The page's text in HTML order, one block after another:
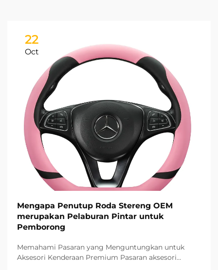
22
Oct
Mengapa Penutup Roda Stereng OEM
merupakan Pelaburan Pintar untuk
Pemborong
Memahami Pasaran yang Menguntungkan untuk
Aksesori Kenderaan Premium Pasaran aksesori